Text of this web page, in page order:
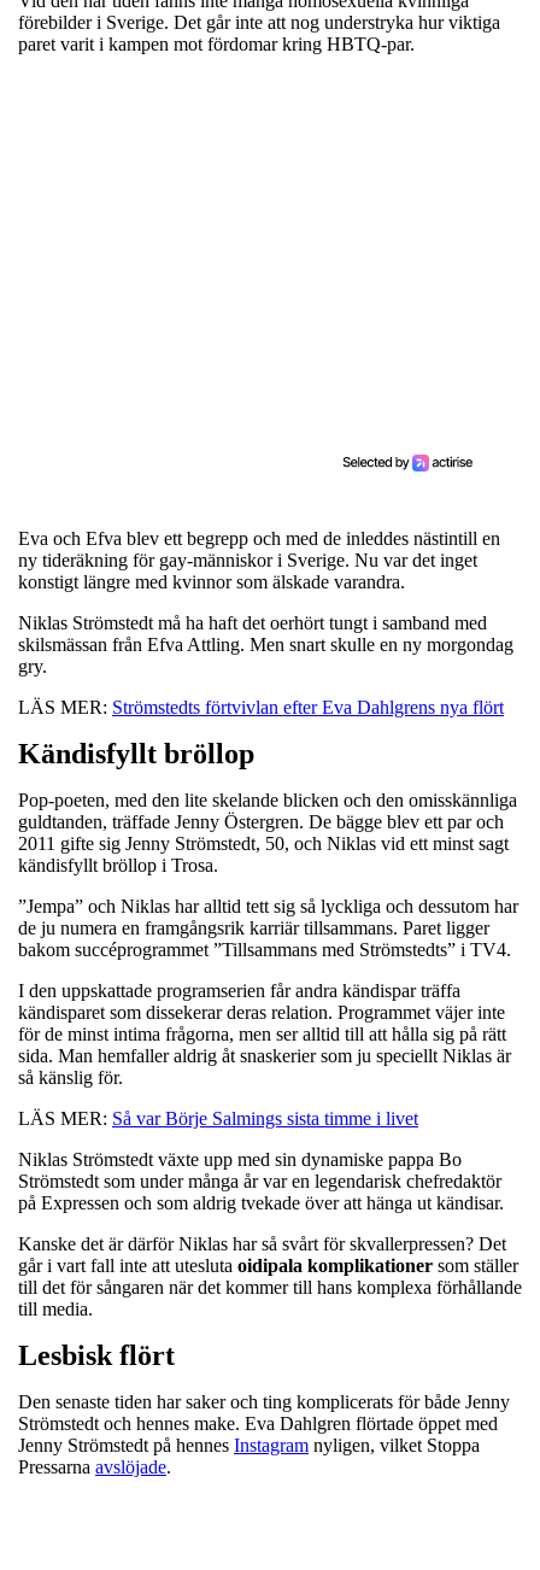
förebilder i Sverige. Det går inte att nog understryka hur viktiga
paret varit i kampen mot fördomar kring HBTQ-par.
Eva och Efva blev ett begrepp och med de inleddes nästintill en
ny tideräkning för gay-människor i Sverige. Nu var det inget
konstigt längre med kvinnor som älskade varandra.
Niklas Strömstedt må ha haft det oerhört tungt i samband med
skilsmässan från Efva Attling. Men snart skulle en ny morgondag
gry.
LÄS MER: Strömstedts förtvivlan efter Eva Dahlgrens nya flört
Kändisfyllt bröllop
Pop-poeten, med den lite skelande blicken och den omisskännliga
guldtanden, träffade Jenny Östergren. De bägge blev ett par och
2011 gifte sig Jenny Strömstedt, 50, och Niklas vid ett minst sagt
kändisfyllt bröllop i Trosa.
”Jempa” och Niklas har alltid tett sig så lyckliga och dessutom har
de ju numera en framgångsrik karriär tillsammans. Paret ligger
bakom succéprogrammet ”Tillsammans med Strömstedts” i TV4.
I den uppskattade programserien får andra kändispar träffa
kändisparet som dissekerar deras relation. Programmet väjer inte
för de minst intima frågorna, men ser alltid till att hålla sig på rätt
sida. Man hemfaller aldrig åt snaskerier som ju speciellt Niklas är
så känslig för.
LÄS MER: Så var Börje Salmings sista timme i livet
Niklas Strömstedt växte upp med sin dynamiske pappa Bo
Strömstedt som under många år var en legendarisk chefredaktör
på Expressen och som aldrig tvekade över att hänga ut kändisar.
Kanske det är därför Niklas har så svårt för skvallerpressen? Det
går i vart fall inte att utesluta oidipala komplikationer som ställer
till det för sångaren när det kommer till hans komplexa förhållande
till media.
Lesbisk flört
Den senaste tiden har saker och ting komplicerats för både Jenny
Strömstedt och hennes make. Eva Dahlgren flörtade öppet med
Jenny Strömstedt på hennes Instagram nyligen, vilket Stoppa
Pressarna avslöjade.